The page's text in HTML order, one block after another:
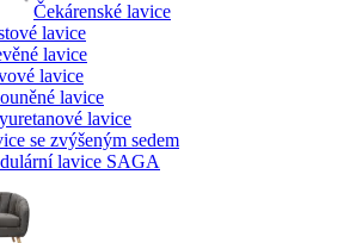
Čekárenské lavice
lavice
lavice
lavice
lavice
lavice
se zvýšeným sedem
lavice SAGA